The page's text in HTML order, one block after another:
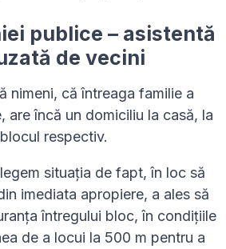
publice – asistentă
de vecini
nimeni, că întreaga familie a
are încă un domiciliu la casă, la
respectiv.
situația de fapt, în loc să
imediata apropiere, a ales să
întregului bloc, în condițiile
de a locui la 500 m pentru a